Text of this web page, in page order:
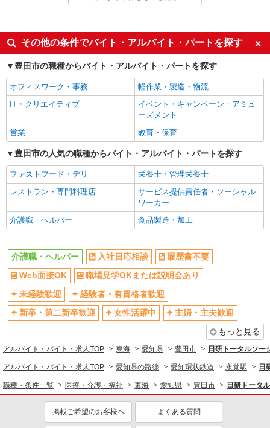
時給1500円〜2125円 ＜日払い有/週払い有/交
キープ 詳細を見る
派遣社員
株式会社kotrio /●NG-H-2030046
レア！【豊田市駅】就労支援施設で軽作業の見
守りなど＊未経験OK
時給1400円〜 ＜日払い有/週払い有/交通費全
支給(ガソリン代含む)＞
キープ 詳細を見る
派遣社員
株式会社kotrio /●NG-H-2031934
ート※日払いOK
時給1260円〜2000円≪交通費全額支給（ガソ
リン代含む）/日払い可≫
豊田市 【マイカー通勤OK♪】
キープ 詳細を見る
派遣社員
株式会社kotrio /●NG-H-1992438
職員募集＊.・：゜
時給1500円〜2125円 ＜日払い有/週払い有/交
通費全支給(ガソリン代含む)＞
未経験歓迎
ミドル（40代～）活躍中
週2～3日勤務OK
深夜
交通費支給
社会保険あり
その他の条件でバイト・アルバイト・パートを探す
豊田市の職種からバイト・アルバイト・パートを探す
オフィスワーク・事務
軽作業・製造・物流
IT・クリエイティブ
イベント・キャンペーン・アミュ
ーズメント
営業
教育・保育
豊田市の人気の職種からバイト・アルバイト・パートを探す
ファストフード・デリ
栄養士・管理栄養士
レストラン・専門料理店
サービス提供責任者・ソーシャル
ワーカー
介護職・ヘルパー
食品製造・加工
介護職・ヘルパー 入社日応相談
履歴書不要
Web面接OK
職場見学OKまたは説明会あり
未経験歓迎
経験者・有資格者歓迎
新卒・第二新卒歓迎
女性活躍中
主婦・主夫歓迎
もっと見る
アルバイト・バイト・求人TOP 東海 愛知県 豊田市 日研トータルソ
アルバイト・バイト・求人TOP 愛知県の路線 愛知環状鉄道 永覚駅 日
職種・条件一覧 医療・介護・福祉 東海 愛知県 豊田市 日研トータ
掲載ご希望のお客様へ よくある質問